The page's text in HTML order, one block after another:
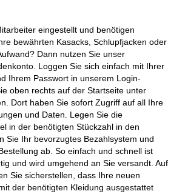
eingestellt und benötigen
bewährten Kasacks, Schlupfjacken oder
Dann nutzen Sie unser
Loggen Sie sich einfach mit Ihrer
Ihrem Passwort in unserem Login-
oben rechts auf der Startseite unter
Dort haben Sie sofort Zugriff auf all Ihre
und Daten. Legen Sie die
in der benötigten Stückzahl in den
Sie Ihr bevorzugtes Bezahlsystem und
ab. So einfach und schnell ist
und wird umgehend an Sie versandt. Auf
Sie sicherstellen, dass Ihre neuen
der benötigten Kleidung ausgestattet